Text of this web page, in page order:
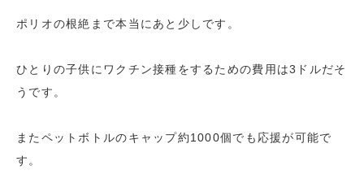
ポリオの根絶まで本当にあと少しです。
ひとりの子供にワクチン接種をするための費用は3ドルだそ
うです。
またペットボトルのキャップ約1000個でも応援が可能で
す。